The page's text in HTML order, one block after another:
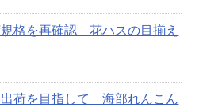
格を再確認 花ハスの目揃え
荷を目指して 海部れんこん